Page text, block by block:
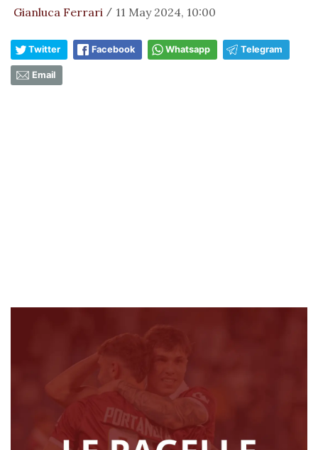
Gianluca Ferrari / 11 May 2024, 10:00
Twitter Facebook Whatsapp Telegram
Email